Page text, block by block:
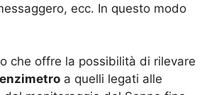
ecc. In questo modo
che offre la possibilità di rilevare
a quelli legati alle